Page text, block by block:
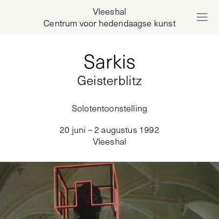
Vleeshal
Centrum voor hedendaagse kunst
Geisterblitz
Sarkis
Solotentoonstelling
20 juni – 2 augustus 1992
Vleeshal